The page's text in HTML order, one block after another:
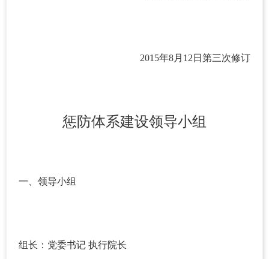
2015年8月12日第三次修订
惩防体系建设领导小组
一、领导小组
组长：党委书记 执行院长